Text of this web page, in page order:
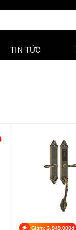
TIN TỨC
Giảm: 3,949,000đ